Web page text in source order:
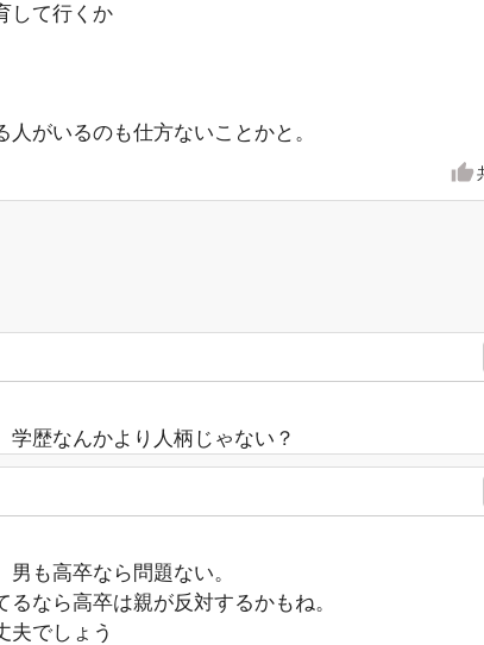
して行くか
がいるのも仕方ないことかと。
歴なんかより人柄じゃない？
も高卒なら問題ない。
なら高卒は親が反対するかもね。
夫でしょう